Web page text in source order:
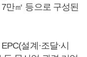
만㎡ 등으로 구성된
설계·조달·시